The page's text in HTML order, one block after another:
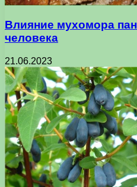
Влияние мухомора
человека
21.06.2023